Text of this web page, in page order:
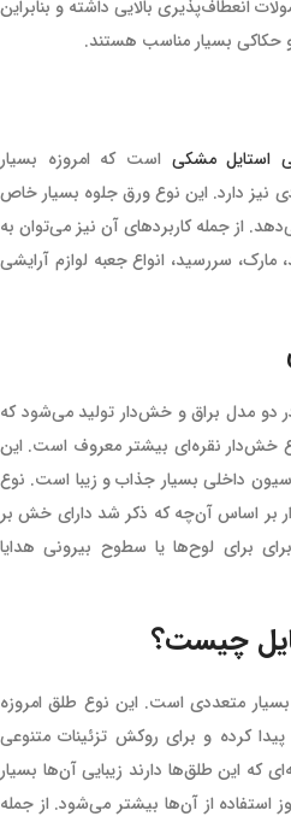
انعطاف‌پذیری بالایی داشته و بنابراین
حکاکی بسیار مناسب هستند.
استایل مشکی است که امروزه بسیار
نیز دارد. این نوع ورق جلوه بسیار خاص
از جمله کاربردهای آن نیز می‌توان به
مارک، سررسید، انواع جعبه لوازم آرایشی
دو مدل براق و خش‌دار تولید می‌شود که
خش‌دار نقره‌ای بیشتر معروف است. این
داخلی بسیار جذاب و زیبا است. نوع
بر اساس آن‌چه که ذکر شد دارای خش بر
برای لوح‌ها یا سطوح بیرونی هدایا
چیست؟
بسیار متعددی است. این نوع طلق امروزه
کرده و برای روکش تزئینات متنوعی
که این طلق‌ها دارند زیبایی آن‌ها بسیار
استفاده از آن‌ها بیشتر می‌شود. از جمله